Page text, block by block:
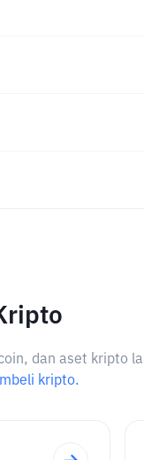
dan aset kripto
kripto.